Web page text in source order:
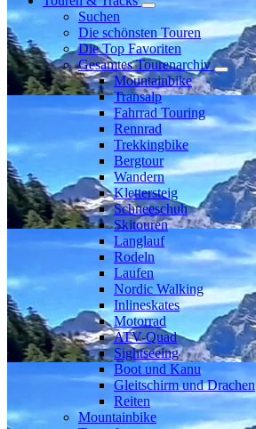
Suchen
Die schönsten Touren
Die Top Favoriten
Gesamtes Tourenarchiv
Mountainbike
Transalp
Fahrrad Touring
Rennrad
Trekkingbike
Bergtour
Wandern
Klettersteig
Schneeschuh
Skitouren
Langlauf
Rodeln
Laufen
Nordic Walking
Inlineskates
Motorrad
ATV-Quad
Sightseeing
Boot und Kanu
Gleitschirm und Drachen
Reiten
Mountainbike